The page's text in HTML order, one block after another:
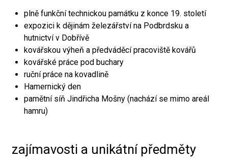
plně funkční technickou památku z konce 19. století
expozici k dějinám železářství na Podbrdsku a
hutnictví v Dobřívě
kovářskou výheň a předváděcí pracoviště kovářů
kovářské práce pod buchary
ruční práce na kovadlině
Hamernický den
pamětní síň Jindřicha Mošny (nachází se mimo areál
hamru)
zajímavosti a unikátní předměty